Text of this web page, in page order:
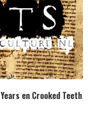
en Crooked Teeth